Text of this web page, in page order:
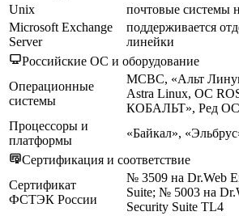
Unix
почтовые системы
Microsoft Exchange
Server
поддерживается
линейки
Российские ОС и оборудование
Операционные
системы
МСВС, «Альт
Astra Linux, ОС
КОБАЛЬТ», Ред
Процессоры и
платформы
«Байкал»,
Сертификация и соответствие
Сертификат
ФСТЭК России
№ 3509 на Dr.Web
Suite; № 5003 на
Security Suite TL4